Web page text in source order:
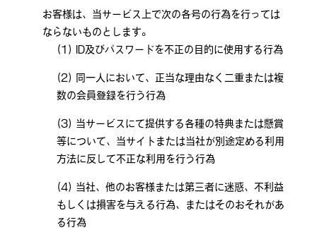
お客様は、当サービス上で次の各号の行為を行っては
ならないものとします。
ID及びパスワードを不正の目的に使用する行為
同一人において、正当な理由なく二重または複
数の会員登録を行う行為
当サービスにて提供する各種の特典または懸賞
等について、当サイトまたは当社が別途定める利用
方法に反して不正な利用を行う行為
当社、他のお客様または第三者に迷惑、不利益
もしくは損害を与える行為、またはそのおそれがあ
る行為